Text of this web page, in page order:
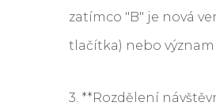
zatímco "B" je nová
tlačítka) nebo
3. **Rozdělení